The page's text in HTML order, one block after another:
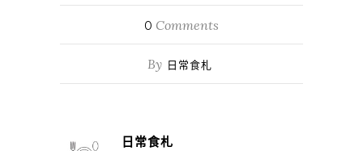
0 Comments
By 日常食札
日常食札